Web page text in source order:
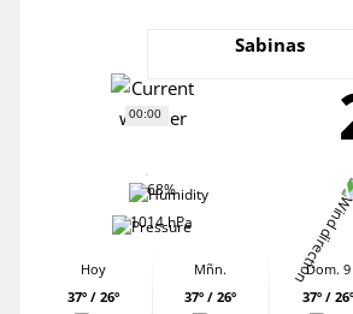
00:00
Sabinas
68%
1014 hPa
Hoy
37º / 26º
Mñn.
37º / 26º
Dom. 9
37º / 26º